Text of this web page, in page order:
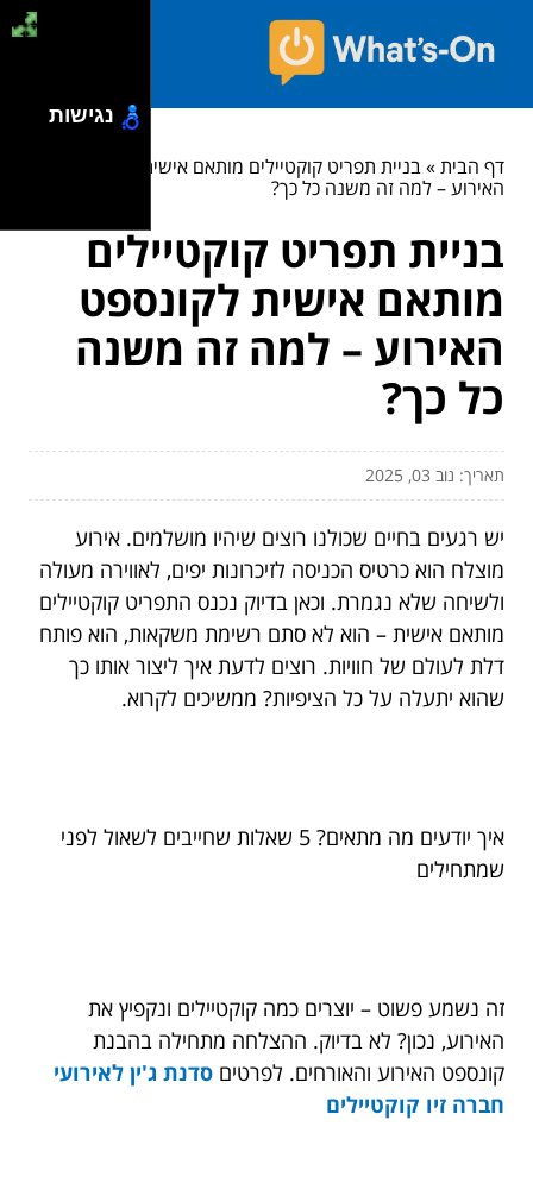
דף הבית»בניית תפריט קוקטיילים מותאם אישית לקונספט
האירוע – למה זה משנה כל כך?
בניית תפריט קוקטיילים
מותאם אישית לקונספט
האירוע – למה זה משנה
כל כך?
תאריך: נוב 03, 2025
יש רגעים בחיים שכולנו רוצים שיהיו מושלמים. אירוע
מוצלח הוא כרטיס הכניסה לזיכרונות יפים, לאווירה מעולה
ולשיחה שלא נגמרת. וכאן בדיוק נכנס התפריט קוקטיילים
מותאם אישית – הוא לא סתם רשימת משקאות, הוא פותח
דלת לעולם של חוויות. רוצים לדעת איך ליצור אותו כך
שהוא יתעלה על כל הציפיות? ממשיכים לקרוא.
איך יודעים מה מתאים? 5 שאלות שחייבים לשאול לפני
שמתחילים
זה נשמע פשוט – יוצרים כמה קוקטיילים ונקפיץ את
האירוע, נכון? לא בדיוק. ההצלחה מתחילה בהבנת
קונספט האירוע והאורחים. לפרטים סדנת ג'ין לאירועי
חברה זיו קוקטיילים
נגישות